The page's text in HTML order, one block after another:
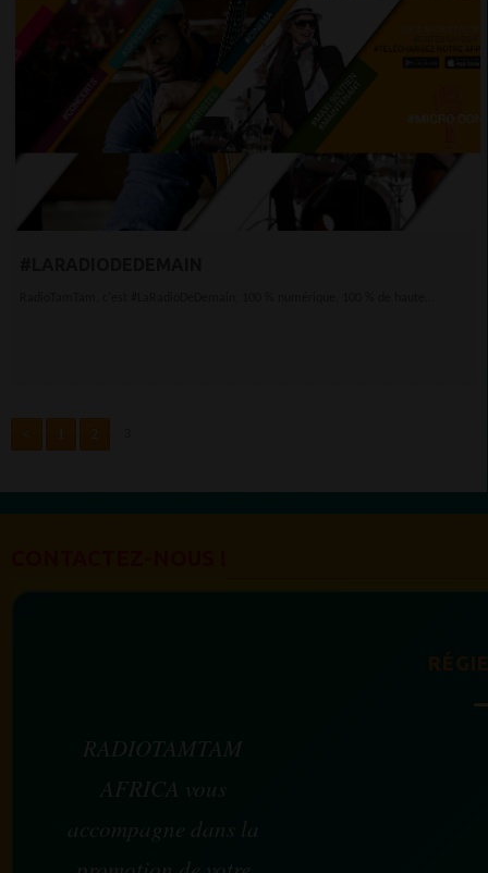
< 2
RADIOTAMTAM
AFRICA vous
accompagne dans la